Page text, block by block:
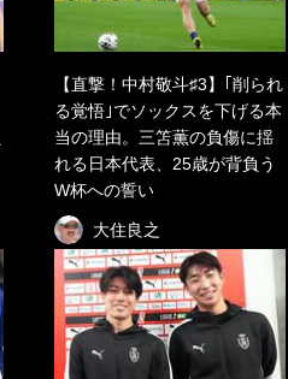
【直撃！中村敬斗♯3】｢削られ
る覚悟｣でソックスを下げる本
当の理由。三笘薫の負傷に揺
れる日本代表、25歳が背負う
W杯への誓い
大住良之